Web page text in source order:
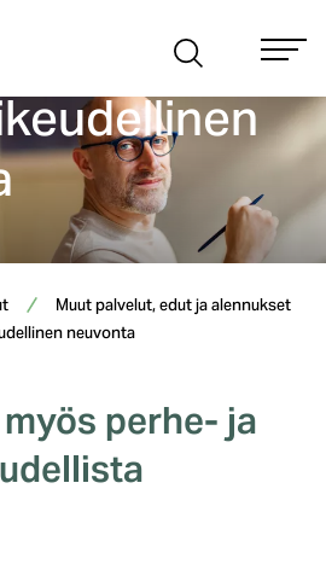
Muut palvelut, edut ja alennukset
neuvonta
perhe- ja